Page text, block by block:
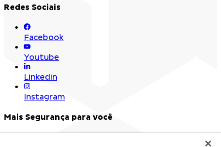
Redes Sociais
Facebook
Youtube
Linkedin
Instagram
Mais Segurança para você